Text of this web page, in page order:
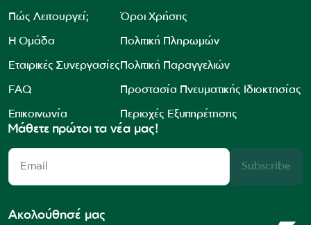
Πώς Λειτουργεί;
Η Ομάδα
Εταιρικές Συνεργασίες
FAQ
Επικοινωνία
Όροι Χρήσης
Πολιτική Πληρωμών
Πολιτική Παραγγελιών
Προστασία Πνευματικής Ιδιοκτησίας
Περιοχές Εξυπηρέτησης
Μάθετε πρώτοι τα νέα μας!
Subscribe
Ακολούθησέ μας